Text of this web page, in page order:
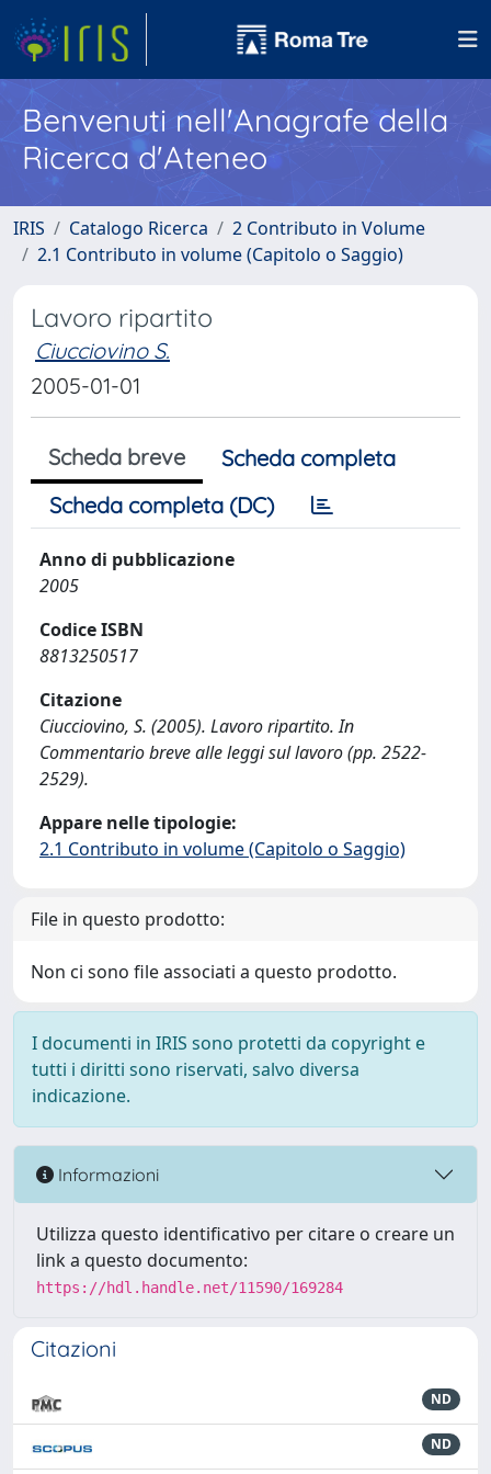
Benvenuti nell'Anagrafe della
Ricerca d'Ateneo
IRIS Catalogo Ricerca
2 Contributo in Volume
2.1 Contributo in volume (Capitolo o Saggio)
Lavoro ripartito
Ciucciovino S.
2005-01-01
Scheda breve
Scheda completa
Scheda completa (DC)
Anno di pubblicazione
2005
Codice ISBN
8813250517
Citazione
Ciucciovino, S. (2005). Lavoro ripartito. In
Commentario breve alle leggi sul lavoro (pp. 2522-
2529).
Appare nelle tipologie:
2.1 Contributo in volume (Capitolo o Saggio)
File in questo prodotto:
Non ci sono file associati a questo prodotto.
I documenti in IRIS sono protetti da copyright e
tutti i diritti sono riservati, salvo diversa
indicazione.
Informazioni
Utilizza questo identificativo per citare o creare un
link a questo documento:
https://hdl.handle.net/11590/169284
Citazioni
ND
ND